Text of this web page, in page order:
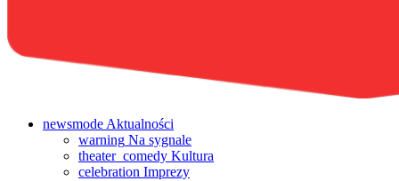
newsmode Aktualności
warning Na sygnale
theater_comedy Kultura
celebration Imprezy